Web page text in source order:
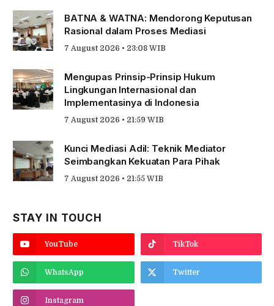
BATNA & WATNA: Mendorong Keputusan
Rasional dalam Proses Mediasi
7 August 2026 • 23:08 WIB
Mengupas Prinsip-Prinsip Hukum
Lingkungan Internasional dan
Implementasinya di Indonesia
7 August 2026 • 21:59 WIB
Kunci Mediasi Adil: Teknik Mediator
Seimbangkan Kekuatan Para Pihak
7 August 2026 • 21:55 WIB
STAY IN TOUCH
YouTube TikTok
WhatsApp Twitter
Instagram